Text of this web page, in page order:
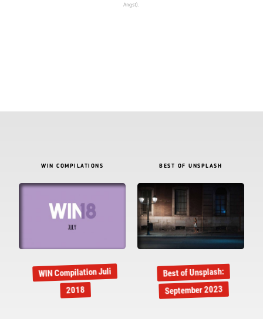
Angst).
WIN COMPILATIONS
WIN Compilation Juli
2018
BEST OF UNSPLASH
Best of Unsplash:
September 2023